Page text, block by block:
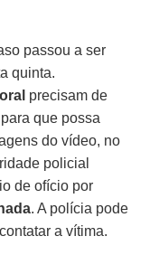
passou a ser
quinta.
precisam de
que possa
do vídeo, no
policial
de ofício por
. A polícia pode
a vítima.